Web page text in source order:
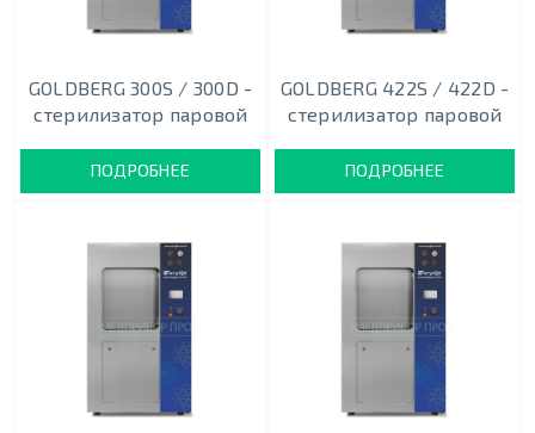
GOLDBERG 300S / 300D -
стерилизатор паровой
ПОДРОБНЕЕ
GOLDBERG 422S / 422D -
стерилизатор паровой
ПОДРОБНЕЕ